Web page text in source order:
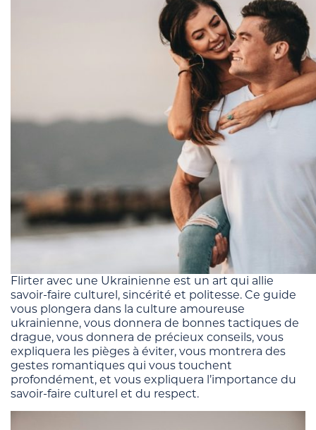
Flirter avec une Ukrainienne est un art qui allie
savoir-faire culturel, sincérité et politesse. Ce guide
vous plongera dans la culture amoureuse
ukrainienne, vous donnera de bonnes tactiques de
drague, vous donnera de précieux conseils, vous
expliquera les pièges à éviter, vous montrera des
gestes romantiques qui vous touchent
profondément, et vous expliquera l’importance du
savoir-faire culturel et du respect.